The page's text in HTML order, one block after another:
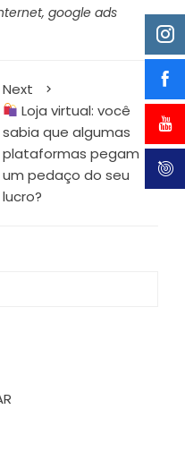
, google ads
Next
Loja virtual: você
sabia que algumas
plataformas pegam
um pedaço do seu
lucro?